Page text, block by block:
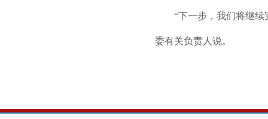
“下一步，我们将继
委有关负责人说。